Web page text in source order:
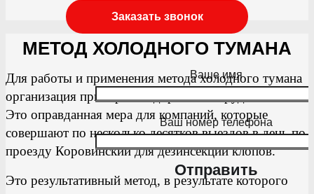
Заказать звонок
Ваше имя
Ваш номер телефона
МЕТОД ХОЛОДНОГО ТУМАНА
Для работы и применения метода холодного тумана
организация приобретает дорогое оборудование.
Это оправданная мера для компаний, которые
совершают по несколько десятков выездов в день по
проезду Коровинский для дезинсекции клопов.
Это результативный метод, в результате которого